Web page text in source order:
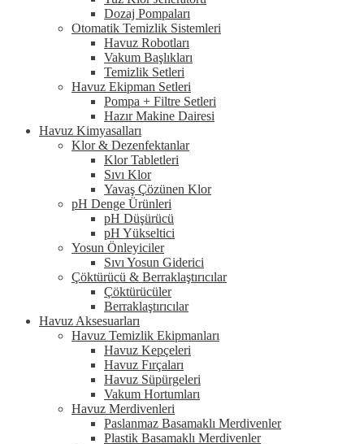
Dozaj Pompaları
Otomatik Temizlik Sistemleri
Havuz Robotları
Vakum Başlıkları
Temizlik Setleri
Havuz Ekipman Setleri
Pompa + Filtre Setleri
Hazır Makine Dairesi
Havuz Kimyasalları
Klor & Dezenfektanlar
Klor Tabletleri
Sıvı Klor
Yavaş Çözünen Klor
pH Denge Ürünleri
pH Düşürücü
pH Yükseltici
Yosun Önleyiciler
Sıvı Yosun Giderici
Çöktürücü & Berraklaştırıcılar
Çöktürücüler
Berraklaştırıcılar
Havuz Aksesuarları
Havuz Temizlik Ekipmanları
Havuz Kepçeleri
Havuz Fırçaları
Havuz Süpürgeleri
Vakum Hortumları
Havuz Merdivenleri
Paslanmaz Basamaklı Merdivenler
Plastik Basamaklı Merdivenler